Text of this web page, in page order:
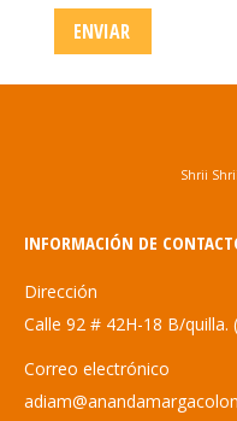
ENVIAR
Shrii
INFORMACIÓN DE
Dirección
Calle 92 # 42H-18 B/quilla.
Correo electrónico